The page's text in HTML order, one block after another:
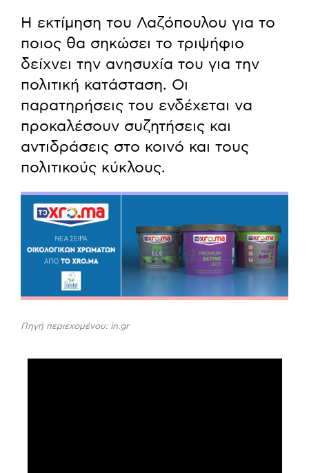
Η εκτίμηση του Λαζόπουλου για το
ποιος θα σηκώσει το τριψήφιο
δείχνει την ανησυχία του για την
πολιτική κατάσταση. Οι
παρατηρήσεις του ενδέχεται να
προκαλέσουν συζητήσεις και
αντιδράσεις στο κοινό και τους
πολιτικούς κύκλους.
Πηγή περιεχομένου: in.gr